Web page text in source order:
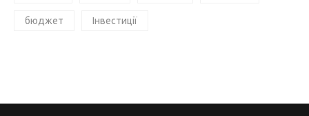
бюджет Інвестиції